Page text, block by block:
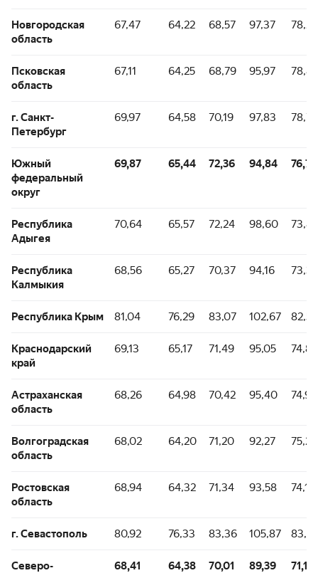
Новгородская
область
67,47 64,22 68,57 97,37 78,21
Псковская
область
67,11 64,25 68,79 95,97 78,81
г. Санкт-
Петербург
69,97 64,58 70,19 97,83 78,77
Южный
федеральный
округ
69,87 65,44 72,36 94,84 76,76
Республика
Адыгея
70,64 65,57 72,24 98,60 73,83
Республика
Калмыкия
68,56 65,27 70,37 94,16 73,35
Республика Крым 81,04 76,29 83,07 102,67 82,56
Краснодарский
край
69,13 65,17 71,49 95,05 74,80
Астраханская
область
68,26 64,98 70,42 95,40 74,99
Волгоградская
область
68,02 64,20 71,20 92,27 75,23
Ростовская
область
68,94 64,32 71,34 93,58 74,12
г. Севастополь 80,92 76,33 83,36 105,87
Северо-
68,41 64,38 70,01 89,39 71,16